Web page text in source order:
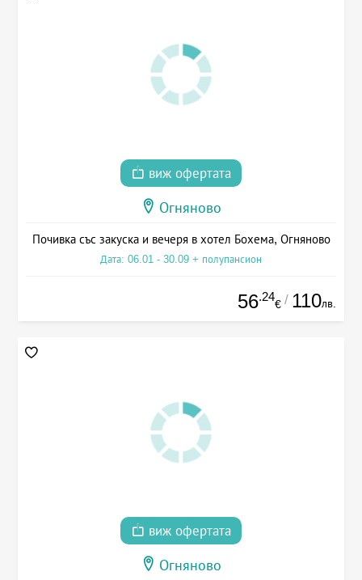
виж офертата
Огняново
Почивка със закуска и вечеря в хотел Бохема, Огняново
Дата: 06.01 - 30.09 + полупансион
56.24
€ / 110лв.
виж офертата
Огняново